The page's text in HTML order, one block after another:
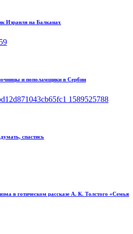
Израиля на Балканах
и пополамщики в Сербии
спастись
в готическом рассказе А. К. Толстого «Семья